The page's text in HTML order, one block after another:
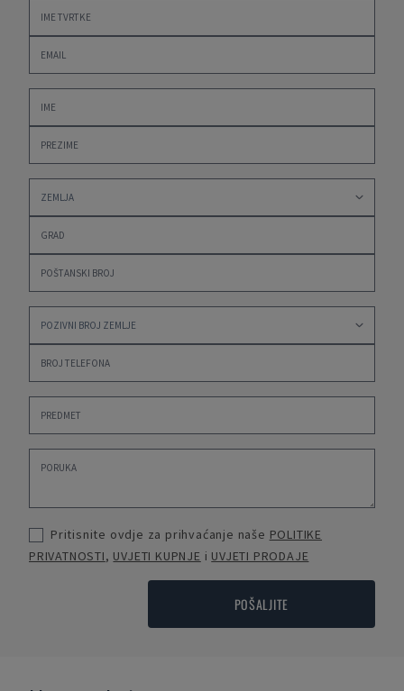
Pritisnite ovdje za prihvaćanje naše POLITIKE
PRIVATNOSTI, UVJETI KUPNJE i UVJETI PRODAJE
POŠALJITE